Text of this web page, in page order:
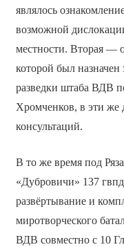
являлось
возможной
местности. Вторая —
которой был назначен
разведки штаба ВДВ
Хромченков, в эти
консультаций.
В то же время под
«Дубровичи» 137
развёртывание и
миротворческого
ВДВ совместно с 10